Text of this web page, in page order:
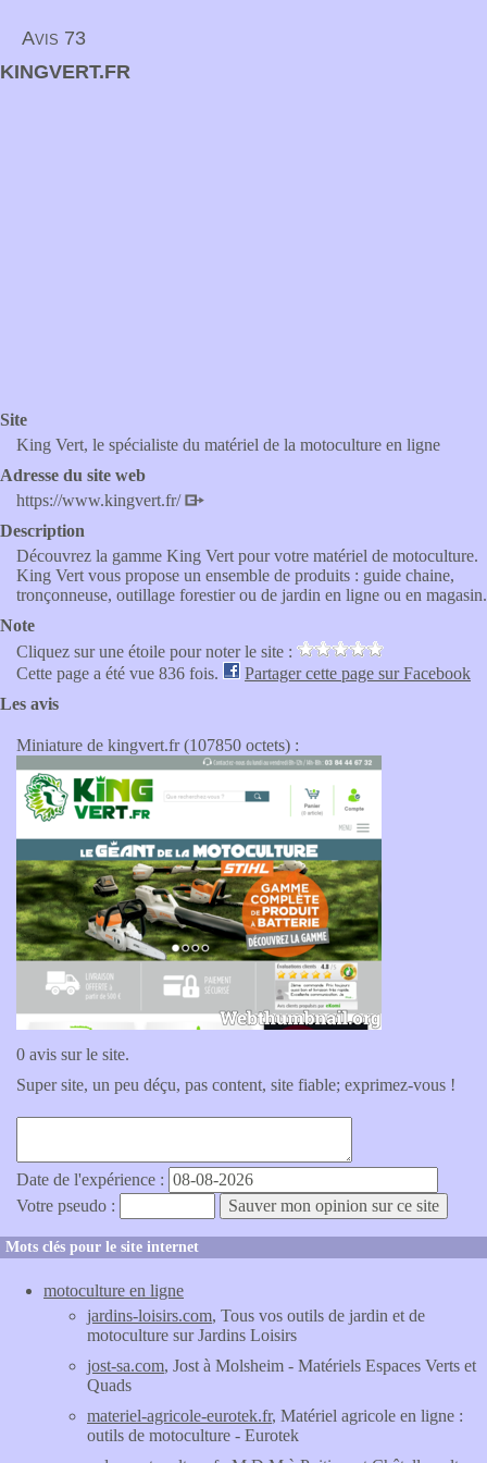
Avis 73
KINGVERT.FR
Site
King Vert, le spécialiste du matériel de la motoculture en ligne
Adresse du site web
https://www.kingvert.fr/
Description
Découvrez la gamme King Vert pour votre matériel de motoculture.
King Vert vous propose un ensemble de produits : guide chaine,
tronçonneuse, outillage forestier ou de jardin en ligne ou en magasin.
Note
Cliquez sur une étoile pour noter le site :
Cette page a été vue 836 fois.
Partager cette page sur Facebook
Les avis
Miniature de kingvert.fr (107850 octets) :
0 avis sur le site.
Super site, un peu déçu, pas content, site fiable; exprimez-vous !
Date de l'expérience :
Votre pseudo :
Mots clés pour le site internet
motoculture en ligne
jardins-loisirs.com, Tous vos outils de jardin et de
motoculture sur Jardins Loisirs
jost-sa.com, Jost à Molsheim - Matériels Espaces Verts et
Quads
materiel-agricole-eurotek.fr, Matériel agricole en ligne :
outils de motoculture - Eurotek